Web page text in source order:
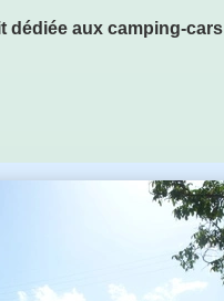
dédiée aux camping-cars